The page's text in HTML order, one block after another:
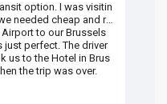
option. I was visitin
needed cheap and re
to our Brussels
perfect. The driver
us to the Hotel in Brus
the trip was over.